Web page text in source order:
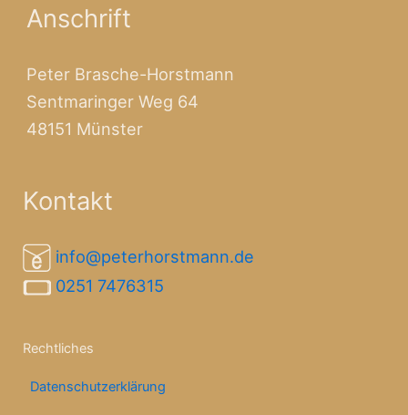
Anschrift
Peter Brasche-Horstmann
Sentmaringer Weg 64
48151 Münster
Kontakt
info@peterhorstmann.de
0251 7476315
Rechtliches
Datenschutzerklärung